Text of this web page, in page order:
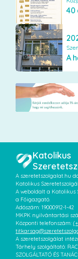
Katolikus
A szeretetszolgalat.hu
Katolikus
A weboldalt a Katolikus
a Főigazgató.
Adószám: 19000912-1-42
MKPK nyilvántartási
Központi telefonszám:
A szeretetszolgálat
Tárhely szolgáltató:
SZOLGÁLTATÓ ÉS